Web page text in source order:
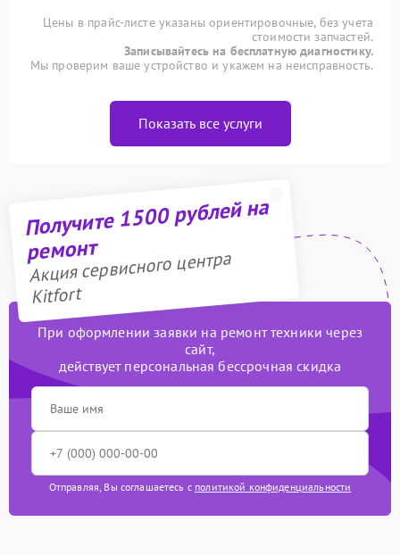
Цены в прайс-листе указаны ориентировочные, без учета
стоимости запчастей.
Записывайтесь на бесплатную диагностику.
Мы проверим ваше устройство и укажем на неисправность.
Показать все услуги
Получите 1500 рублей на
ремонт
Акция сервисного центра
Kitfort
При оформлении заявки на ремонт техники через
сайт,
действует персональная бессрочная скидка
Отправляя, Вы соглашаетесь с политикой конфиденциальности